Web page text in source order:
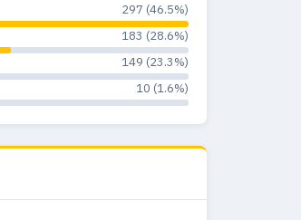
0 0%
0 0%
0 0%
0 0%
297 (46.5%)
183 (28.6%)
149 (23.3%)
10 (1.6%)